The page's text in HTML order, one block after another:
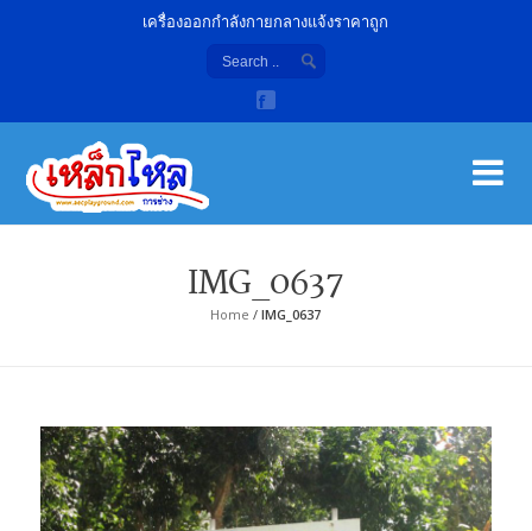
เครื่องออกกำลังกายกลางแจ้งราคาถูก
IMG_0637
Home /IMG_0637